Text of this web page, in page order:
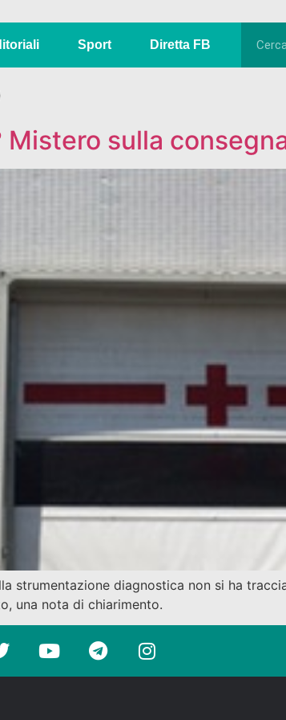
Sport Diretta FB
Mistero sulla
strumentazione diagnostica non si ha
una nota di chiarimento.